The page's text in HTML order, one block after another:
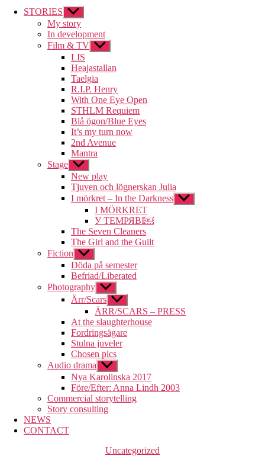
STORIES Visa
undermeny
My story
In development
Film & TV Visa
undermeny
LIS
Heajastallan
Taelgia
R.I.P. Henry
With One Eye Open
STHLM Requiem
Blå ögon/Blue Eyes
It’s my turn now
2nd Avenue
Mantra
Stage Visa
undermeny
New play
Tjuven och lögnerskan Julia
I mörkret – In the Darkness Visa
undermeny
I MÖRKRET
У ТЕМРЯВІ￼
The Seven Cleaners
The Girl and the Guilt
Fiction Visa
undermeny
Döda på semester
Befriad/Liberated
Photography Visa
undermeny
Ärr/Scars Visa
undermeny
ÄRR/SCARS – PRESS
At the slaughterhouse
Fordringsägare
Stulna juveler
Chosen pics
Audio drama Visa
undermeny
Nya Karolinska 2017
Före/Efter: Anna Lindh 2003
Commercial storytelling
Story consulting
NEWS
CONTACT
Kategorier
Uncategorized